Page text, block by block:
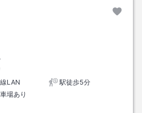
LAN
駅徒歩5分
場あり